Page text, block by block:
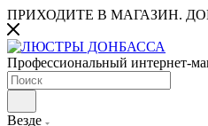
ПРИХОДИТЕ В МАГАЗИН.
Профессиональный интернет-
Везде